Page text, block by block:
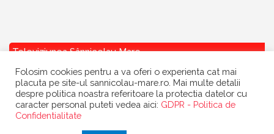
Televiziunea Sânnicolau Mare
Primaria Sannicolau Mare
Folosim cookies pentru a va oferi o experienta cat mai
placuta pe site-ul sannicolau-mare.ro. Mai multe detalii
despre politica noastra referitoare la protectia datelor cu
caracter personal puteti vedea aici: GDPR - Politica de
Confidentialitate